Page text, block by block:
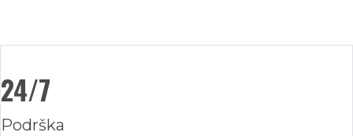
24/7
Podrška